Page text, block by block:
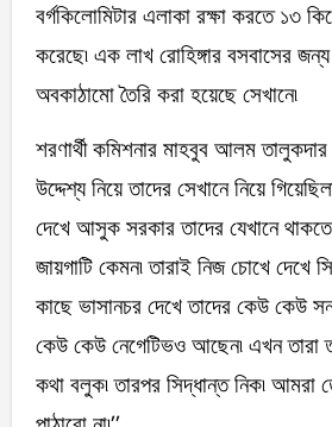
বর্গকিলোমিটার এলাকা রক্ষা করতে ১৩
করেছে৷ এক লাখ রোহিঙ্গার বসবাসের
অবকাঠামো তৈরি করা হয়েছে সেখানে৷
শরণার্থী কমিশনার মাহবুব আলম
উদ্দেশ্য নিয়ে তাদের সেখানে নিয়ে
দেখে আসুক সরকার তাদের যেখানে
জায়গাটি কেমন৷ তারাই নিজ চোখে দেখে
কাছে ভাসানচর দেখে তাদের কেউ কেউ
কেউ কেউ নেগেটিভও আছেন৷ এখন তারা
কথা বলুক৷ তারপর সিদ্ধান্ত নিক৷